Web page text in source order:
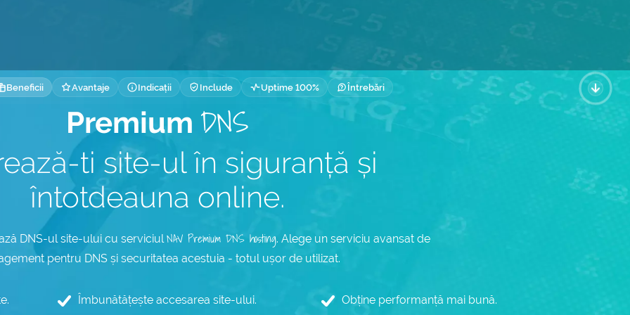
Beneficii Avantaje Indicații Include Uptime 100% Întrebări
Premium DNS
ti site-ul în siguranță și
întotdeauna online.
DNS-ul site-ului cu serviciulNAV Premium DNS hosting. Alege un serviciu avansat de
pentru DNS și securitatea acestuia - totul ușor de utilizat.
Îmbunătățește accesarea site-ului. Obține performanță mai bună.